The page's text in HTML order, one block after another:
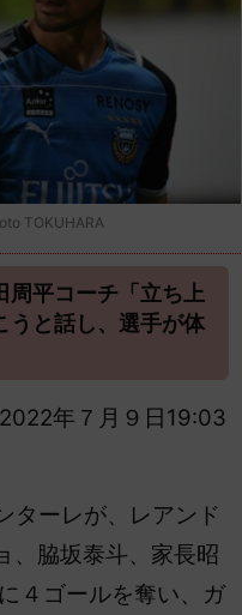
TOKUHARA
周平コーチ「立ち上
うと話し、選手が体
年７月９日19:03
ターレが、レアンド
、脇坂泰斗、家長昭
４ゴールを奪い、ガ